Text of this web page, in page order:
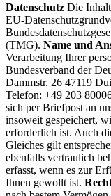
Datenschutz Die
EU-
(TMG). Name und
Verarbeitung Ihrer
Bundesverband der
Dammstr. 26 47119
Telefon: +49 203
sich per Briefpost an
insoweit gespeichert,
erforderlich ist. Auch
Gleiches gilt
ebenfalls vertraulich
erfasst, wenn es zur
Ihnen gewollt ist.